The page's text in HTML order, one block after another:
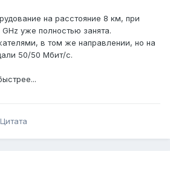
на расстояние 8 км, при
уже полностью занята.
в том же направлении, но на
50/50 Мбит/с.
Цитата